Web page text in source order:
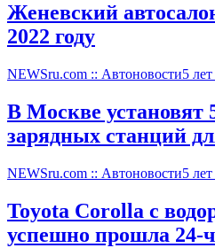
Женевский
2022 году
NEWSru.com :: Автоновости5
В Москве
зарядных станций
NEWSru.com :: Автоновости5
Toyota Corolla с
успешно прошла 24-